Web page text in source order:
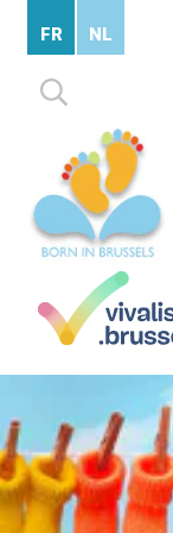
contenu
principal
Rechercher :
FR NL